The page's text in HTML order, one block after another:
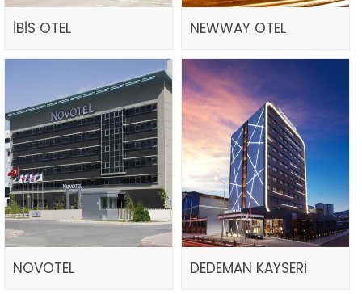
İBİS OTEL NEWWAY OTEL
NOVOTEL DEDEMAN KAYSERİ